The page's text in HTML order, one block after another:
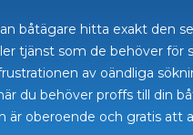
båtägare hitta exakt den
tjänst som de behöver för
av oändliga
du behöver proffs till din
är oberoende och gratis att